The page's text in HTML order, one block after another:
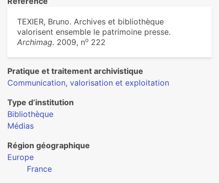
TEXIER, Bruno. Archives et bibliothèque
valorisent ensemble le patrimoine presse.
Archimag. 2009, no 222
Pratique et traitement archivistique
Communication, valorisation et exploitation
Type d’institution
Bibliothèque
Médias
Région géographique
Europe
France